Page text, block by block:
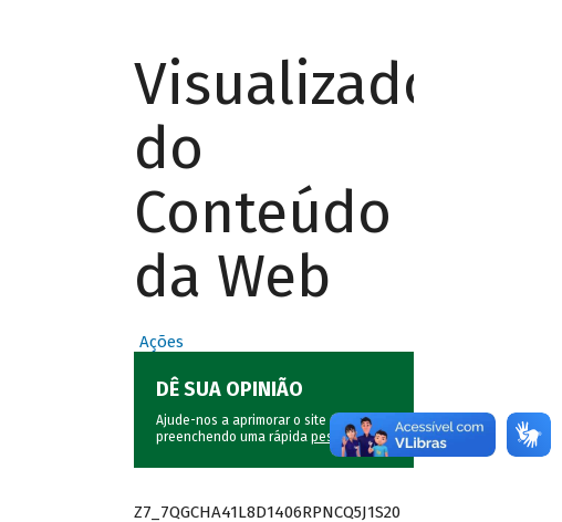
Visualizador
do
Conteúdo
da Web
Ações
DÊ SUA OPINIÃO
Ajude-nos a aprimorar o site do BNDES
preenchendo uma rápida pesquisa.
Z7_7QGCHA41L8D1406RPNCQ5J1S20